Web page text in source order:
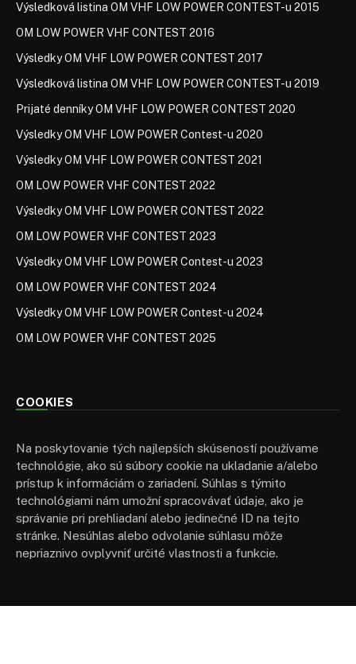
Výsledková listina OM VHF LOW POWER CONTEST-u 2015
OM LOW POWER VHF CONTEST 2016
Výsledky OM VHF LOW POWER CONTEST 2017
Výsledková listina OM VHF LOW POWER CONTEST-u 2019
Prijaté denníky OM VHF LOW POWER CONTEST 2020
Výsledky OM VHF LOW POWER Contest-u 2020
Výsledky OM VHF LOW POWER CONTEST 2021
OM LOW POWER VHF CONTEST 2022
Výsledky OM VHF LOW POWER CONTEST 2022
OM LOW POWER VHF CONTEST 2023
Výsledky OM VHF LOW POWER Contest-u 2023
OM LOW POWER VHF CONTEST 2024
Výsledky OM VHF LOW POWER Contest-u 2024
OM LOW POWER VHF CONTEST 2025
COOKIES
Na poskytovanie tých najlepších skúseností používame
technológie, ako sú súbory cookie na ukladanie a/alebo
prístup k informáciám o zariadení. Súhlas s týmito
technológiami nám umožní spracovávať údaje, ako je
správanie pri prehliadaní alebo jedinečné ID na tejto
stránke. Nesúhlas alebo odvolanie súhlasu môže
nepriaznivo ovplyvniť určité vlastnosti a funkcie.